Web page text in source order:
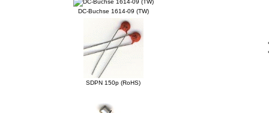
DC-Buchse 1614-09 (TW)
SDPN 150p (RoHS)